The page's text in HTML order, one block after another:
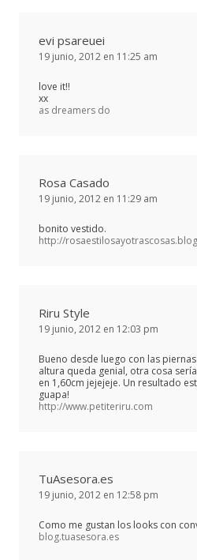
evi psareuei
19 junio, 2012 en 11:25 am
love it!!
xx
as dreamers do
Rosa Casado
19 junio, 2012 en 11:29 am
bonito vestido.
http://
Riru Style
19 junio, 2012 en 12:03 pm
Bueno desde luego con las
altura queda genial, otra cosa
en 1,60cm jejejeje. Un resultado
guapa!
http://www.petiteriru.com
TuAsesora.es
19 junio, 2012 en 12:58 pm
Como me gustan los looks con
blog.tuasesora.es